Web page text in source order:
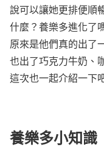
說可以讓她更排便順
什麼？養樂多進化了
原來是他們真的出了
也出了巧克力牛奶、
這次也一起介紹一下
養樂多小知識